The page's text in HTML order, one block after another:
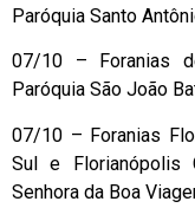
Paróquia Santo
07/10 – Foranias
Paróquia São João
07/10 – Foranias
Sul e Florianópolis
Senhora da Boa